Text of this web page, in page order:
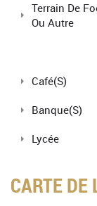
Terrain De
Ou Autre
Café(s)
Banque(s)
Lycée
CARTE DE